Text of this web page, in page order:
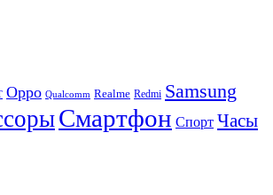
Oppo Qualcomm Realme Redmi Samsung
Смартфон Спорт Часы